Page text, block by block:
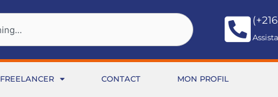
FREELANCER CONTACT MON PROFIL